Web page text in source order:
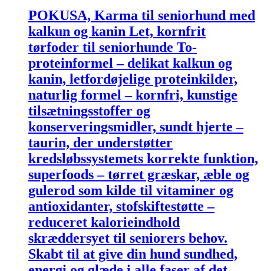
POKUSA, Karma til seniorhund med
kalkun og kanin Let, kornfrit
tørfoder til seniorhunde To-
proteinformel – delikat kalkun og
kanin, letfordøjelige proteinkilder,
naturlig formel – kornfri, kunstige
tilsætningsstoffer og
konserveringsmidler, sundt hjerte –
taurin, der understøtter
kredsløbssystemets korrekte funktion,
superfoods – tørret græskar, æble og
gulerod som kilde til vitaminer og
antioxidanter, stofskiftestøtte –
reduceret kalorieindhold
skræddersyet til seniorers behov.
Skabt til at give din hund sundhed,